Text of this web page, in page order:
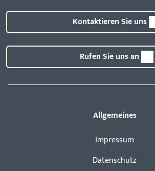
Kontaktieren Sie uns
Rufen Sie uns an
Allgemeines
Impressum
Datenschutz